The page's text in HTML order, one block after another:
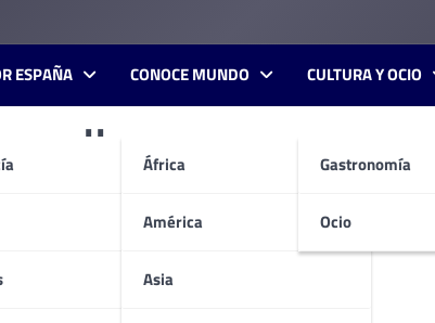
ESPAÑA CONOCE MUNDO
África
América
Asia
CULTURA Y OCIO
Gastronomía
Ocio